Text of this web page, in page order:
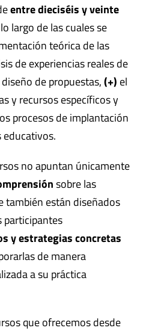
entre dieciséis y veinte
largo de las cuales se
teóricade las
de experiencias reales de
diseño de propuestas,(+) el
y recursos específicosy
procesos de implantación
no apuntan únicamente
sobre las
también están diseñados
participantes
y estrategias concretas
de manera
a su práctica
que ofrecemos desde